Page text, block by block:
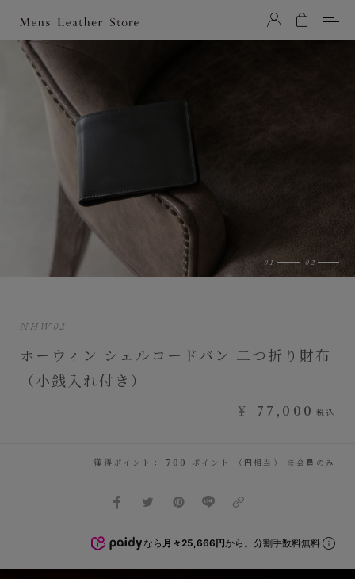
Mens Leather Store（メンズレザーストア）
NHW02
ホーウィン シェルコードバン 二つ折り財布
（小銭入れ付き）
¥ 77,000 税込
獲得ポイント： 700 ポイント （円相当） ※会員のみ
なら 月々25,666円から。分割手数料無料